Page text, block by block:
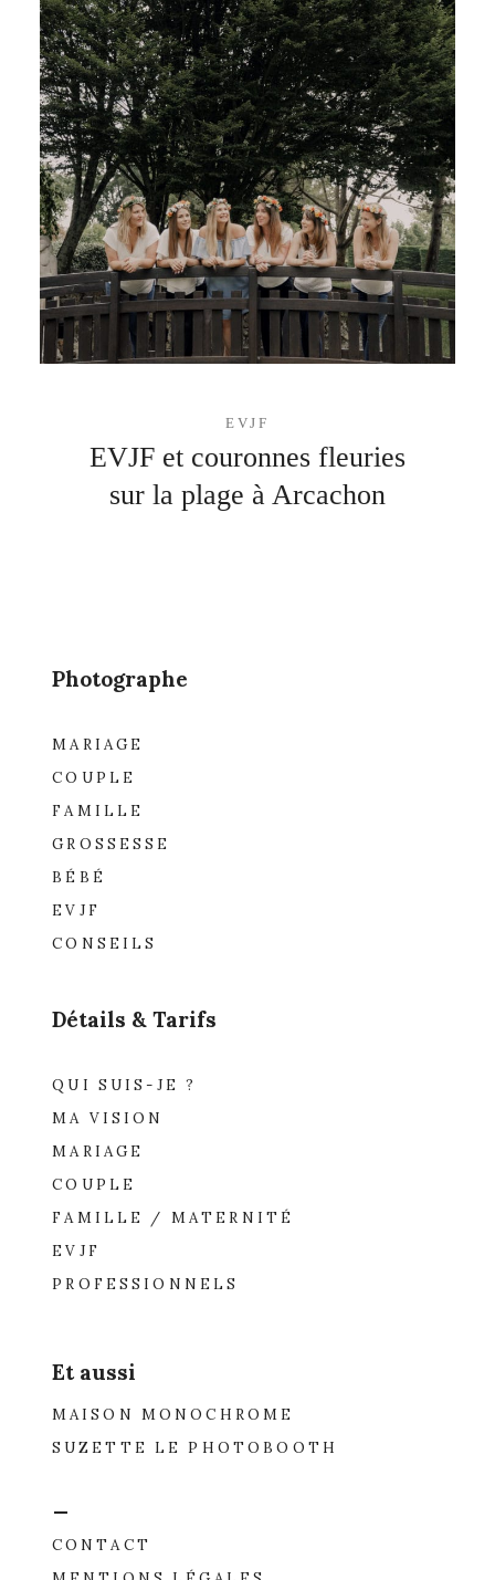
EVJF
EVJF et couronnes fleuries
sur la plage à Arcachon
Photographe
MARIAGE
COUPLE
FAMILLE
GROSSESSE
BÉBÉ
EVJF
CONSEILS
Détails & Tarifs
QUI SUIS-JE ?
MA VISION
MARIAGE
COUPLE
FAMILLE / MATERNITÉ
EVJF
PROFESSIONNELS
CONTACT
Et aussi
MAISON MONOCHROME
SUZETTE LE PHOTOBOOTH